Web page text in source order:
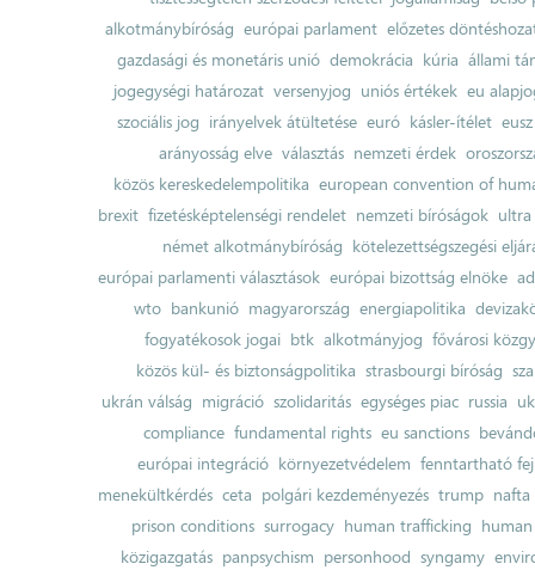
alkotmánybíróság európai parlament előzetes
gazdasági és monetáris unió demokrácia kúria állami
jogegységi határozat versenyjog uniós értékek eu
szociális jog irányelvek átültetése euró kásler-ítélet
arányosság elve választás nemzeti érdek
közös kereskedelempolitika european convention of
brexit fizetésképtelenségi rendelet nemzeti bíróságok ultra
német alkotmánybíróság kötelezettségszegési
európai parlamenti választások európai bizottság elnöke
wto bankunió magyarország energiapolitika
fogyatékosok jogai btk alkotmányjog fővárosi
közös kül- és biztonságpolitika strasbourgi bíróság
ukrán válság migráció szolidaritás egységes piac russia
compliance fundamental rights eu sanctions
európai integráció környezetvédelem fenntartható
menekültkérdés ceta polgári kezdeményezés trump nafta
prison conditions surrogacy human trafficking
közigazgatás panpsychism personhood syngamy